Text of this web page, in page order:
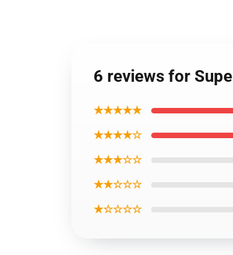
6 reviews for
★★★★★
★★★★☆
★★★☆☆
★★☆☆☆
★☆☆☆☆